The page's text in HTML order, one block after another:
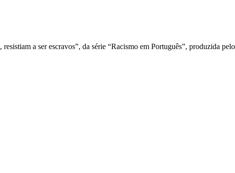
a ser escravos”, da série “Racismo em Português”, produzida